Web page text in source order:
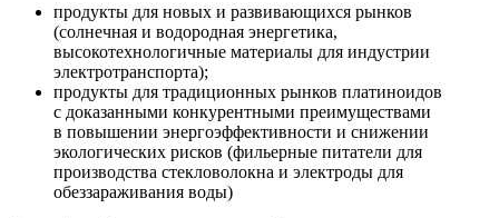
продукты для новых и развивающихся рынков
(солнечная и водородная энергетика,
высокотехнологичные материалы для индустрии
электротранспорта);
продукты для традиционных рынков платиноидов
с доказанными конкурентными преимуществами
в повышении энергоэффективности и снижении
экологических рисков (фильерные питатели для
производства стекловолокна и электроды для
обеззараживания воды)